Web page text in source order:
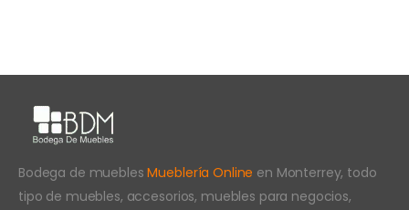
Bodega de mueblesMueblería Online en Monterrey, todo
tipo de muebles, accesorios, muebles para negocios,